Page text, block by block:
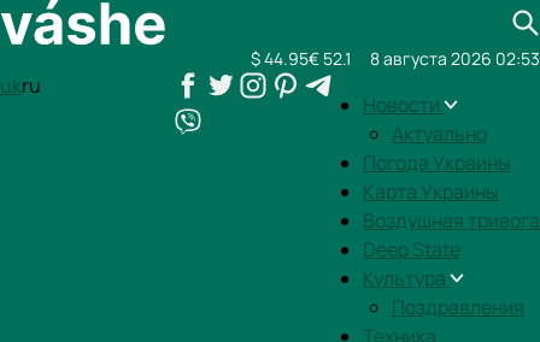
ukru
Новости
Актуально
Погода Украины
Карта Украины
Воздушная тривога
Deep State
Культура
Поздравления
Техника
$ 44.95€ 52.1 8 августа 2026 02:53